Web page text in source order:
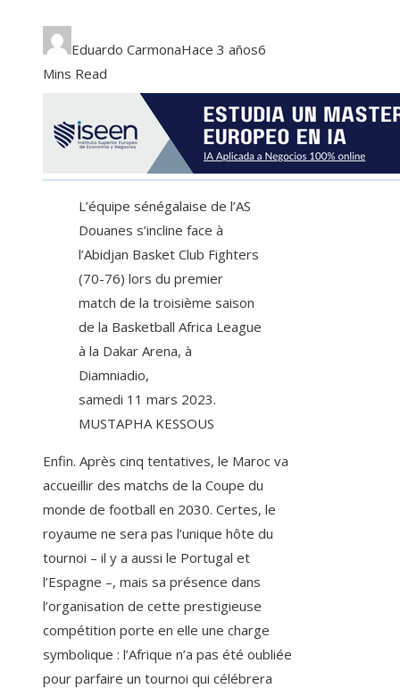
Eduardo CarmonaHace 3 años6
Mins Read
L’équipe sénégalaise de l’AS
Douanes s’incline face à
l’Abidjan Basket Club Fighters
(70-76) lors du premier
match de la troisième saison
de la Basketball Africa League
à la Dakar Arena, à
Diamniadio,
samedi 11 mars 2023.
MUSTAPHA KESSOUS
Enfin. Après cinq tentatives, le Maroc va
accueillir des matchs de la Coupe du
monde de football en 2030. Certes, le
royaume ne sera pas l’unique hôte du
tournoi – il y a aussi le Portugal et
l’Espagne –, mais sa présence dans
l’organisation de cette prestigieuse
compétition porte en elle une charge
symbolique : l’Afrique n’a pas été oubliée
pour parfaire un tournoi qui célébrera